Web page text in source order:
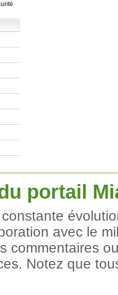
portail
avec le
commentaires
Notez que